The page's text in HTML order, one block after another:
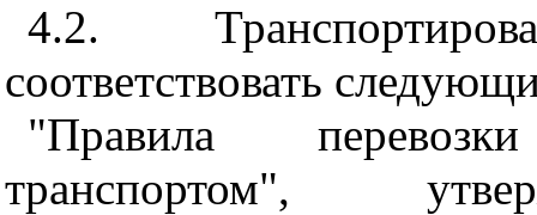
4.2.
соответствовать
"Правила
транспортом",